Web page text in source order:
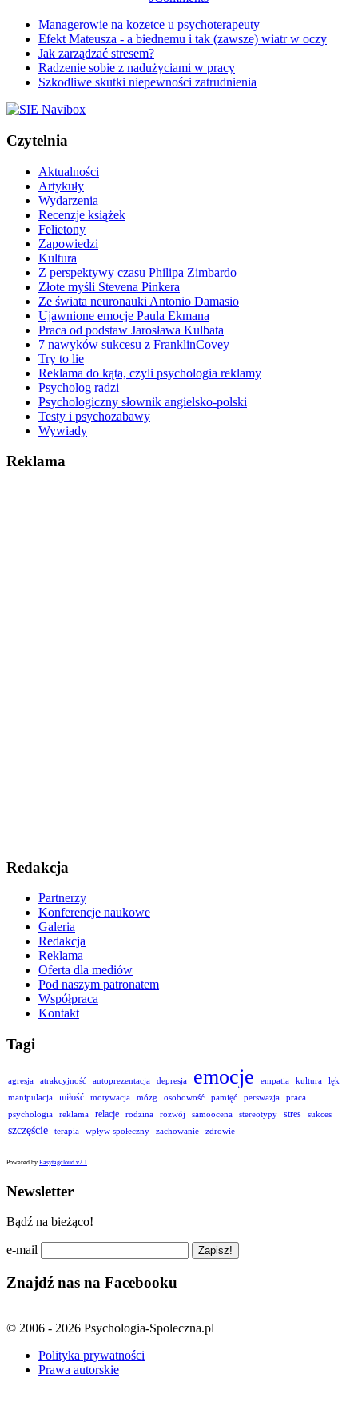
Managerowie na kozetce u psychoterapeuty
Efekt Mateusza - a biednemu i tak (zawsze) wiatr w oczy
Jak zarządzać stresem?
Radzenie sobie z nadużyciami w pracy
Szkodliwe skutki niepewności zatrudnienia
Czytelnia
Aktualności
Artykuły
Wydarzenia
Recenzje książek
Felietony
Zapowiedzi
Kultura
Z perspektywy czasu Philipa Zimbardo
Złote myśli Stevena Pinkera
Ze świata neuronauki Antonio Damasio
Ujawnione emocje Paula Ekmana
Praca od podstaw Jarosława Kulbata
7 nawyków sukcesu z FranklinCovey
Try to lie
Reklama do kąta, czyli psychologia reklamy
Psycholog radzi
Psychologiczny słownik angielsko-polski
Testy i psychozabawy
Wywiady
Reklama
Redakcja
Partnerzy
Konferencje naukowe
Galeria
Redakcja
Reklama
Oferta dla mediów
Pod naszym patronatem
Współpraca
Kontakt
Tagi
agresja atrakcyjność autoprezentacja depresja emocje empatia kultura
lęk
manipulacja
miłość motywacja mózg osobowość pamięć perswazja
praca
psychologia
reklama relacje rodzina rozwój samoocena stereotypy stres sukces
szczęście terapia wpływ społeczny zachowanie zdrowie
Powered by Easytagcloud v2.1
Newsletter
Bądź na bieżąco!
e-mail
Znajdź nas na Facebooku
© 2006 - 2026 Psychologia-Spoleczna.pl
Polityka prywatności
Prawa autorskie